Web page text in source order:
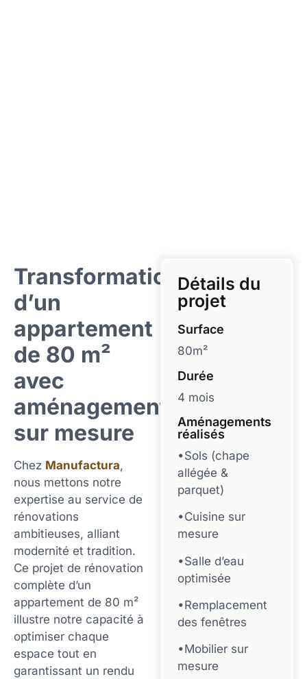
Transformation
d’un
appartement
de 80 m²
avec
aménagement
sur mesure
Chez Manufactura,
nous mettons notre
expertise au service de
rénovations
ambitieuses, alliant
modernité et tradition.
Ce projet de rénovation
complète d’un
appartement de 80 m²
illustre notre capacité à
optimiser chaque
espace tout en
garantissant un rendu
Détails du
projet
Surface
80m²
Durée
4 mois
Aménagements
réalisés
•Sols (chape
allégée &
parquet)
•Cuisine sur
mesure
•Salle d’eau
optimisée
•Remplacement
des fenêtres
•Mobilier sur
mesure